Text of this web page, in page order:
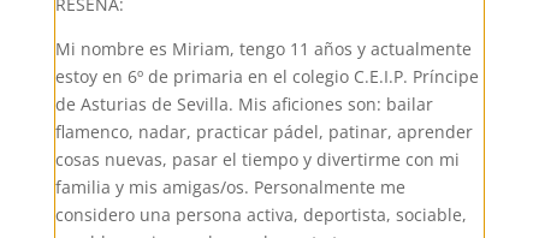
Mi nombre es Miriam, tengo 11 años y actualmente
estoy en 6º de primaria en el colegio C.E.I.P. Príncipe
de Asturias de Sevilla. Mis aficiones son: bailar
flamenco, nadar, practicar pádel, patinar, aprender
cosas nuevas, pasar el tiempo y divertirme con mi
familia y mis amigas/os. Personalmente me
considero una persona activa, deportista, sociable,